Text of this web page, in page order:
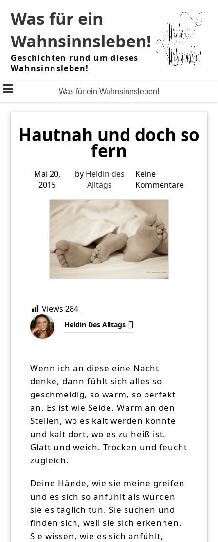
content
Was für ein
Wahnsinnsleben!
Geschichten rund um dieses
Wahnsinnsleben!
Was für ein Wahnsinnsleben!
Hautnah und doch so
fern
Mai 20,
2015
by Heldin des
Alltags
Keine
Kommentare
Views 284
Heldin Des Alltags
Wenn ich an diese eine Nacht
denke, dann fühlt sich alles so
geschmeidig, so warm, so perfekt
an. Es ist wie Seide. Warm an den
Stellen, wo es kalt werden könnte
und kalt dort, wo es zu heiß ist.
Glatt und weich. Trocken und feucht
zugleich.
Deine Hände, wie sie meine greifen
und es sich so anfühlt als würden
sie es täglich tun. Sie suchen und
finden sich, weil sie sich erkennen.
Sie wissen, wie es sich anfühlt,